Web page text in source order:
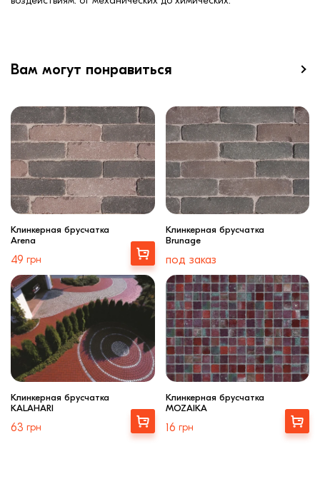
Вам могут понравиться
Клинкерная брусчатка
Arena
49 грн
Купити
Клинкерная брусчатка
Brunage
под заказ
Клинкерная брусчатка
KALAHARI
63 грн
Выбрать
Клинкерная брусчатка
MOZAIKA
16 грн
Купити